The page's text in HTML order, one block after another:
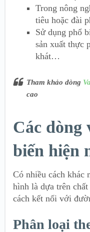
Trong nông
tiêu hoặc đài
Sử dụng phổ
sản xuất thực
khát…
Tham khảo dòng
cao
Các dòng
biến hiện
Có nhiều cách khác
hình là dựa trên
cách kết nối với
Phân loại